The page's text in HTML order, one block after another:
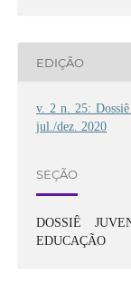
EDIÇÃO
v. 2 n. 25:
jul./dez. 2020
SEÇÃO
DOSSIÊ
EDUCAÇÃO